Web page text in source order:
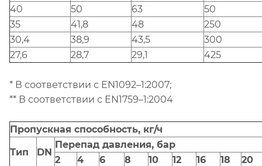
40
50 63
50
35
41,8 48
250
30,4
38,9 43,5
300
27,6
28,7 29,1 425
* В соответствии с EN1092–1:2007;
** В соответствии с EN1759–1:2004
Пропускная способность, кг/ч
Тип DN
Перепад давления, бар
2
4 6 8 10 12 16 18
20